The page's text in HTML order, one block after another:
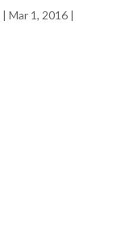
| Mar 1, 2016|